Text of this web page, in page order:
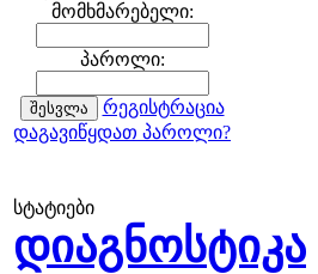
მომხმარებელი:
პაროლი:
რეგისტრაცია
დაგავიწყდათ პაროლი?
სტატიები
დიაგნოსტიკა